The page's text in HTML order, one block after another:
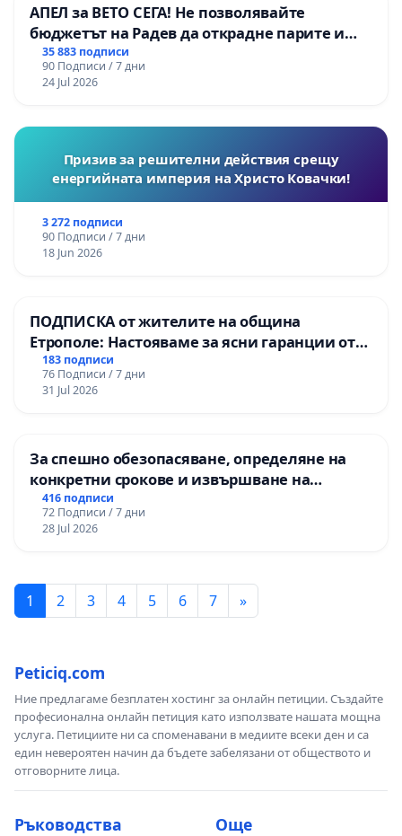
АПЕЛ за ВЕТО СЕГА! Не позволявайте
бюджетът на Радев да открадне парите и
правата ни в тъмното
35 883 подписи
90 Подписи / 7 дни
24 Jul 2026
Призив за решителни действия срещу
енергийната империя на Христо Ковачки!
3 272 подписи
90 Подписи / 7 дни
18 Jun 2026
ПОДПИСКА от жителите на община
Етрополе: Настояваме за ясни гаранции от
“Елаците-МЕД” АД и от държавата, че ще се
изпълнят всички екологични норми!
183 подписи
76 Подписи / 7 дни
31 Jul 2026
За спешно обезопасяване, определяне на
конкретни срокове и извършване на
цялостна рехабилитация на
републиканския път между пътен възел АМ
„Тракия“ - гр. Ихтиман - с. Мирово - к.к.
416 подписи
72 Подписи / 7 дни
28 Jul 2026
1 2 3 4 5 6 7 »
Peticiq.com
Ние предлагаме безплатен хостинг за онлайн петиции. Създайте
професионална онлайн петиция като използвате нашата мощна
услуга. Петициите ни са споменавани в медиите всеки ден и са
един невероятен начин да бъдете забелязани от обществото и
отговорните лица.
Ръководства Още